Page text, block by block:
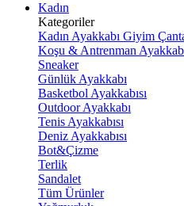
Kadın
Kategoriler
Kadın Ayakkabı Giyim
Koşu & Antrenman
Sneaker
Günlük Ayakkabı
Basketbol Ayakkabısı
Outdoor Ayakkabı
Tenis Ayakkabısı
Deniz Ayakkabısı
Bot&Çizme
Terlik
Sandalet
Tüm Ürünler